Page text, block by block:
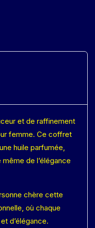
et de raffinement
femme. Ce coffret
huile parfumée,
de l’élégance
chère cette
où chaque
d’élégance.